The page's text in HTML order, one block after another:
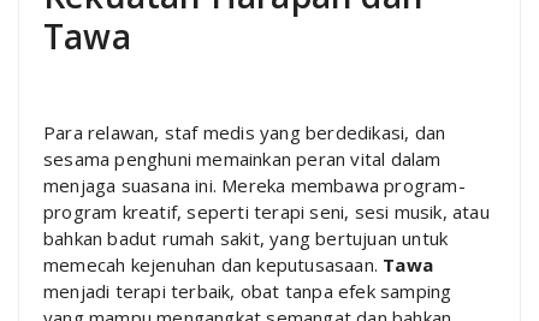
Tawa
Para relawan, staf medis yang berdedikasi, dan
sesama penghuni memainkan peran vital dalam
menjaga suasana ini. Mereka membawa program-
program kreatif, seperti terapi seni, sesi musik, atau
bahkan badut rumah sakit, yang bertujuan untuk
memecah kejenuhan dan keputusasaan. Tawa
menjadi terapi terbaik, obat tanpa efek samping